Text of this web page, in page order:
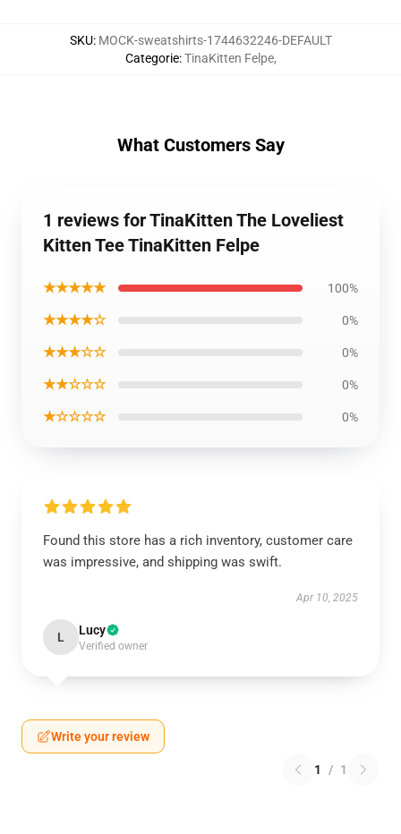
SKU: MOCK-sweatshirts-1744632246-DEFAULT
Categorie:TinaKitten Felpe,
What Customers Say
1 reviews for TinaKitten The Loveliest
Kitten Tee TinaKitten Felpe
★★★★★ 100%
★★★★☆ 0%
★★★☆☆ 0%
★★☆☆☆ 0%
★☆☆☆☆ 0%
Found this store has a rich inventory, customer care
was impressive, and shipping was swift.
Apr 10, 2025
L Lucy
Verified owner
Write your review
1 / 1